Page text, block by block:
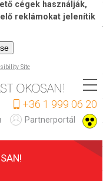
cégek használják,
reklámokat jelenítik
Site
+36 1 999 06 20
Partnerportál